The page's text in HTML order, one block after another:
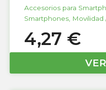
Accesorios para
Smartphones
4,27 €